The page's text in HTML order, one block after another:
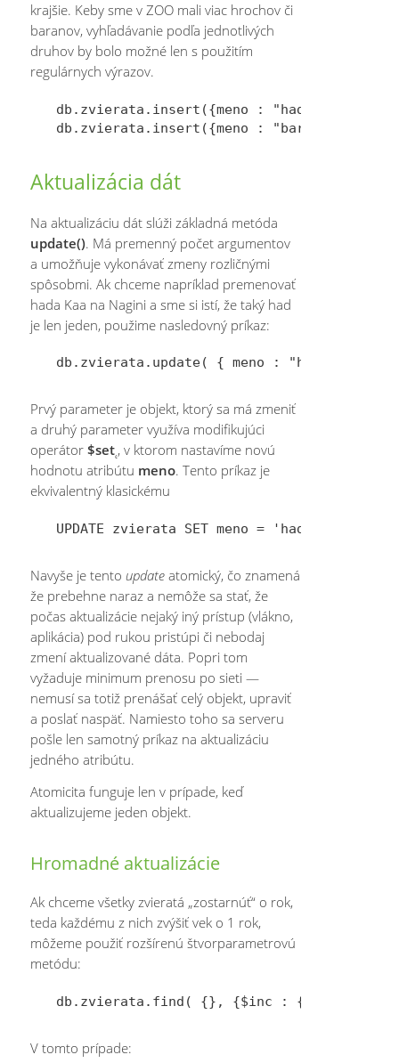
krajšie. Keby sme v ZOO mali viac hrochov či
baranov, vyhľadávanie podľa jednotlivých
druhov by bolo možné len s použitím
regulárnych výrazov.
db.zvierata.insert({meno : "had Kaa",
Aktualizácia dát
Na aktualizáciu dát slúži základná metóda
update(). Má premenný počet argumentov
a umožňuje vykonávať zmeny rozličnými
spôsobmi. Ak chceme napríklad premenovať
hada Kaa na Nagini a sme si istí, že taký had
je len jeden, použime nasledovný príkaz:
Prvý parameter je objekt, ktorý sa má zmeniť
a druhý parameter využíva modifikujúci
operátor$set ˛, v ktorom nastavíme novú
hodnotu atribútu meno. Tento príkaz je
ekvivalentný klasickému
Navyše je tentoupdate atomický, čo znamená
že prebehne naraz a nemôže sa stať, že
počas aktualizácie nejaký iný prístup (vlákno,
aplikácia) pod rukou pristúpi či nebodaj
zmení aktualizované dáta. Popri tom
vyžaduje minimum prenosu po sieti —
nemusí sa totiž prenášať celý objekt, upraviť
a poslať naspäť. Namiesto toho sa serveru
pošle len samotný príkaz na aktualizáciu
jedného atribútu.
Atomicita funguje len v prípade, keď
aktualizujeme jeden objekt.
Hromadné aktualizácie
Ak chceme všetky zvieratá „zostarnúť“ o rok,
teda každému z nich zvýšiť vek o 1 rok,
môžeme použiť rozšírenú štvorparametrovú
metódu:
V tomto prípade: